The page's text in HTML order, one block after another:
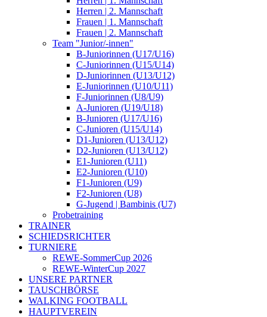
Herren | 2. Mannschaft
Frauen | 1. Mannschaft
Frauen | 2. Mannschaft
Team "Junior/-innen"
B-Juniorinnen (U17/U16)
C-Juniorinnen (U15/U14)
D-Juniorinnen (U13/U12)
E-Juniorinnen (U10/U11)
F-Juniorinnen (U8/U9)
A-Junioren (U19/U18)
B-Junioren (U17/U16)
C-Junioren (U15/U14)
D1-Junioren (U13/U12)
D2-Junioren (U13/U12)
E1-Junioren (U11)
E2-Junioren (U10)
F1-Junioren (U9)
F2-Junioren (U8)
G-Jugend | Bambinis (U7)
Probetraining
TRAINER
SCHIEDSRICHTER
TURNIERE
REWE-SommerCup 2026
REWE-WinterCup 2027
UNSERE PARTNER
TAUSCHBÖRSE
WALKING FOOTBALL
HAUPTVEREIN